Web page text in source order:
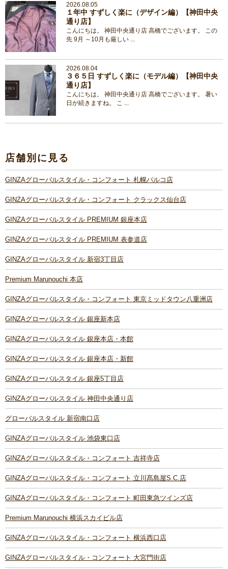
2026.08.05
１年中 すずしく楽に（デザイン編）【神田中央
通り店】
こんにちは。 神田中央通り店 高橋でございます。 この
先 9月 ～10月も厳しい ...
2026.08.04
３６５日 すずしく楽に（モデル編）【神田中央
通り店】
こんにちは。 神田中央通り店 高橋でございます。 暑い
日が続きますね。 こ ...
店舗別に見る
GINZAグローバルスタイル・コンフォート 札幌パルコ店
GINZAグローバルスタイル・コンフォート クラックス仙台店
GINZAグローバルスタイル PREMIUM 銀座本店
GINZAグローバルスタイル PREMIUM 表参道店
GINZAグローバルスタイル 新宿3丁目店
Premium Marunouchi 本店
GINZAグローバルスタイル・コンフォート 東京ミッドタウン八重洲店
GINZAグローバルスタイル 銀座新本店
GINZAグローバルスタイル 銀座本店・本館
GINZAグローバルスタイル 銀座本店・新館
GINZAグローバルスタイル 銀座5丁目店
GINZAグローバルスタイル 神田中央通り店
グローバルスタイル 新宿南口店
GINZAグローバルスタイル 池袋東口店
GINZAグローバルスタイル・コンフォート 吉祥寺店
GINZAグローバルスタイル・コンフォート 立川髙島屋S.C.店
GINZAグローバルスタイル・コンフォート 町田東急ツインズ店
Premium Marunouchi 横浜スカイビル店
GINZAグローバルスタイル・コンフォート 横浜西口店
GINZAグローバルスタイル・コンフォート 大宮門街店